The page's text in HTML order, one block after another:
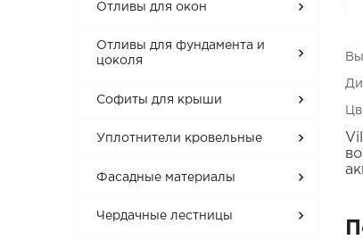
Отливы для окон
Отливы для фундамента и
цоколя
Софиты для крыши
Уплотнители кровельные
Фасадные материалы
Чердачные лестницы